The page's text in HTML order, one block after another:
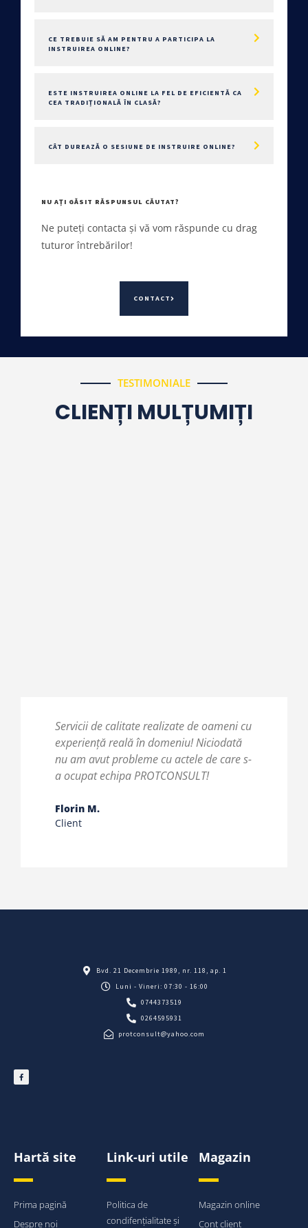
CE TREBUIE SĂ AM PENTRU A PARTICIPA LA
INSTRUIREA ONLINE?
ESTE INSTRUIREA ONLINE LA FEL DE EFICIENTĂ CA
CEA TRADIȚIONALĂ ÎN CLASĂ?
CÂT DUREAZĂ O SESIUNE DE INSTRUIRE ONLINE?
NU AȚI GĂSIT RĂSPUNSUL CĂUTAT?
Ne puteți contacta și vă vom răspunde cu drag
tuturor întrebărilor!
CONTACT
TESTIMONIALE
CLIENȚI MULȚUMIȚI
Servicii de calitate realizate de oameni cu
experiență reală în domeniu! Niciodată
nu am avut probleme cu actele de care s-
a ocupat echipa PROTCONSULT!
Florin M.
Client
Bvd. 21 Decembrie 1989, nr. 118, ap. 1
Luni - Vineri: 07:30 - 16:00
0744373519
0264595931
protconsult@yahoo.com
Hartă site
Prima pagină
Despre noi
Link-uri utile
Politica de
condifențialitate și
Magazin
Magazin online
Cont client